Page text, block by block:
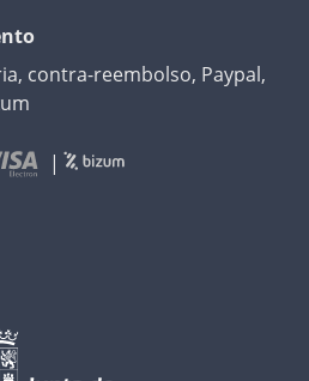
contra-reembolso, Paypal,